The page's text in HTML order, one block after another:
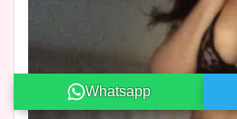
Whatsapp